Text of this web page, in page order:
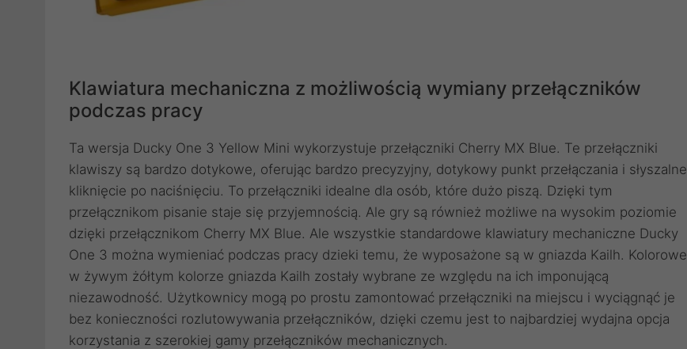
Klawiatura mechaniczna z możliwością wymiany przełączników
podczas pracy
Ta wersja Ducky One 3 Yellow Mini wykorzystuje przełączniki Cherry MX Blue. Te przełączniki
klawiszy są bardzo dotykowe, oferując bardzo precyzyjny, dotykowy punkt przełączania i słyszalne
kliknięcie po naciśnięciu. To przełączniki idealne dla osób, które dużo piszą. Dzięki tym
przełącznikom pisanie staje się przyjemnością. Ale gry są również możliwe na wysokim poziomie
dzięki przełącznikom Cherry MX Blue. Ale wszystkie standardowe klawiatury mechaniczne Ducky
One 3 można wymieniać podczas pracy dzieki temu, że wyposażone są w gniazda Kailh. Kolorowe
w żywym żółtym kolorze gniazda Kailh zostały wybrane ze względu na ich imponującą
niezawodność. Użytkownicy mogą po prostu zamontować przełączniki na miejscu i wyciągnąć je
bez konieczności rozlutowywania przełączników, dzięki czemu jest to najbardziej wydajna opcja
korzystania z szerokiej gamy przełączników mechanicznych.